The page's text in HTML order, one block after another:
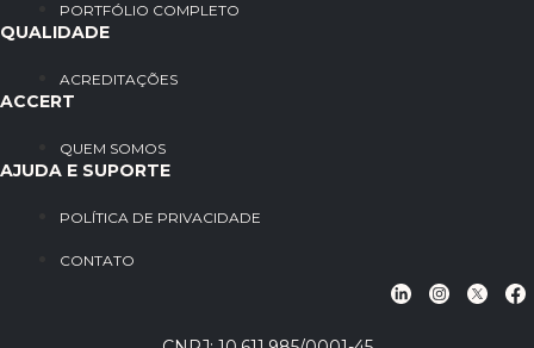
PORTFÓLIO COMPLETO
QUALIDADE
ACREDITAÇÕES
ACCERT
QUEM SOMOS
AJUDA E SUPORTE
POLÍTICA DE PRIVACIDADE
CONTATO